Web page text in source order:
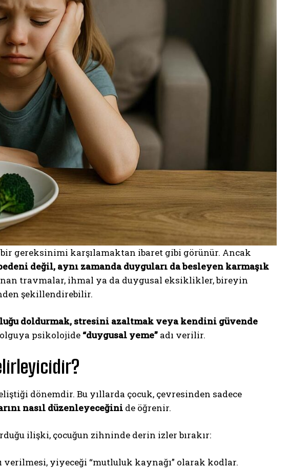
gereksinimi karşılamaktan ibaret gibi görünür. Ancak
değil, aynı zamanda duyguları da besleyen karmaşık
travmalar, ihmal ya da duygusal eksiklikler, bireyin
şekillendirebilir.
doldurmak, stresini azaltmak veya kendini güvende
psikolojide “duygusal yeme” adı verilir.
dönemdir. Bu yıllarda çocuk, çevresinden sadece
nasıl düzenleyeceğini de öğrenir.
ilişki, çocuğun zihninde derin izler bırakır:
verilmesi, yiyeceği “mutluluk kaynağı” olarak kodlar.